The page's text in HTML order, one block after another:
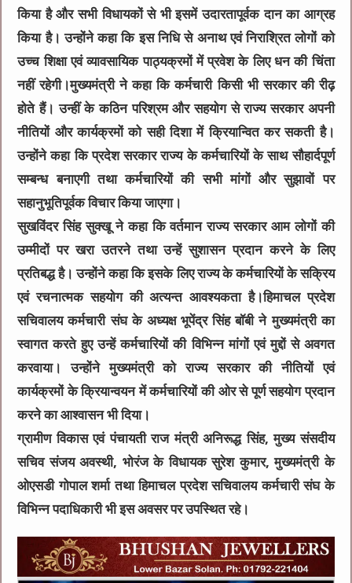
किया है और सभी विधायकों से भी इसमें उदारतापूर्वक दान का आग्रह
किया है। उन्होंने कहा कि इस निधि से अनाथ एवं निराश्रित लोगों को
उच्च शिक्षा एवं व्यावसायिक पाठ्यक्रमों में प्रवेश के लिए धन की चिंता
नहीं रहेगी।मुख्यमंत्री ने कहा कि कर्मचारी किसी भी सरकार की रीढ़
होते हैं। उन्हीं के कठिन परिश्रम और सहयोग से राज्य सरकार अपनी
नीतियों और कार्यक्रमों को सही दिशा में क्रियान्वित कर सकती है।
उन्होंने कहा कि प्रदेश सरकार राज्य के कर्मचारियों के साथ सौहार्दपूर्ण
सम्बन्ध बनाएगी तथा कर्मचारियों की सभी मांगों और सुझावों पर
सहानुभूतिपूर्वक विचार किया जाएगा।
सुखविंदर सिंह सुक्खू ने कहा कि वर्तमान राज्य सरकार आम लोगों की
उम्मीदों पर खरा उतरने तथा उन्हें सुशासन प्रदान करने के लिए
प्रतिबद्ध है। उन्होंने कहा कि इसके लिए राज्य के कर्मचारियों के सक्रिय
एवं रचनात्मक सहयोग की अत्यन्त आवश्यकता है।हिमाचल प्रदेश
सचिवालय कर्मचारी संघ के अध्यक्ष भूपेंद्र सिंह बॉबी ने मुख्यमंत्री का
स्वागत करते हुए उन्हें कर्मचारियों की विभिन्न मांगों एवं मुद्दों से अवगत
करवाया। उन्होंने मुख्यमंत्री को राज्य सरकार की नीतियों एवं
कार्यक्रमों के क्रियान्वयन में कर्मचारियों की ओर से पूर्ण सहयोग प्रदान
करने का आश्वासन भी दिया।
ग्रामीण विकास एवं पंचायती राज मंत्री अनिरूद्ध सिंह, मुख्य संसदीय
सचिव संजय अवस्थी, भोरंज के विधायक सुरेश कुमार, मुख्यमंत्री के
ओएसडी गोपाल शर्मा तथा हिमाचल प्रदेश सचिवालय कर्मचारी संघ के
विभिन्न पदाधिकारी भी इस अवसर पर उपस्थित रहे।